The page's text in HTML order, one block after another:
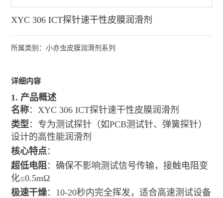
XYC 306 ICT探针速干性皮膜润滑剂
所属类别：小亦虫皮膜润滑剂系列
详细内容
1. 产品概述
名称：XYC 306 ICT探针速干性皮膜润滑剂
类型：专为测试探针（如PCB测试针、弹簧探针）
设计的高性能润滑剂
核心特点：
超低电阻：确保不影响测试信号传输，接触电阻变
化≤0.5mΩ
极速干燥：10-20秒内完全挥发，适合高速测试设备